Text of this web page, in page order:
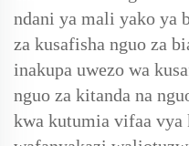
ndani ya mali yako ya
za kusafisha nguo za
inakupa uwezo wa
nguo za kitanda na
kwa kutumia vifaa vya